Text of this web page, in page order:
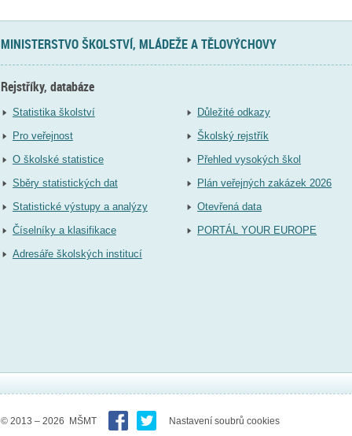
MINISTERSTVO ŠKOLSTVÍ, MLÁDEŽE A TĚLOVÝCHOVY
Rejstříky, databáze
Statistika školství
Pro veřejnost
O školské statistice
Sběry statistických dat
Statistické výstupy a analýzy
Číselníky a klasifikace
Adresáře školských institucí
Důležité odkazy
Školský rejstřík
Přehled vysokých škol
Plán veřejných zakázek 2026
Otevřená data
PORTÁL YOUR EUROPE
© 2013 – 2026 MŠMT Nastavení soubrů cookies